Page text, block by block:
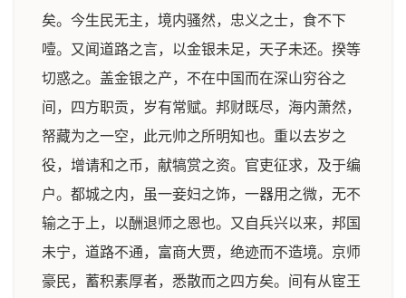
矣。今生民无主，境内骚然，忠义之士，食不下
噎。又闻道路之言，以金银未足，天子未还。揆等
切惑之。盖金银之产，不在中国而在深山穷谷之
间，四方职贡，岁有常赋。邦财既尽，海内萧然，
帑藏为之一空，此元帅之所明知也。重以去岁之
役，增请和之币，献犒赏之资。官吏征求，及于编
户。都城之内，虽一妾妇之饰，一器用之微，无不
输之于上，以酬退师之恩也。又自兵兴以来，邦国
未宁，道路不通，富商大贾，绝迹而不造境。京师
豪民，蓄积素厚者，悉散而之四方矣。间有从宦王